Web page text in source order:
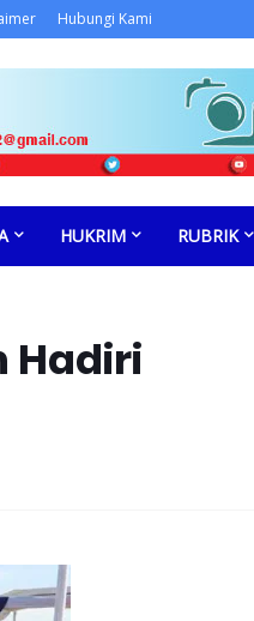
Hubungi Kami
HUKRIM RUBRIK
Hadiri